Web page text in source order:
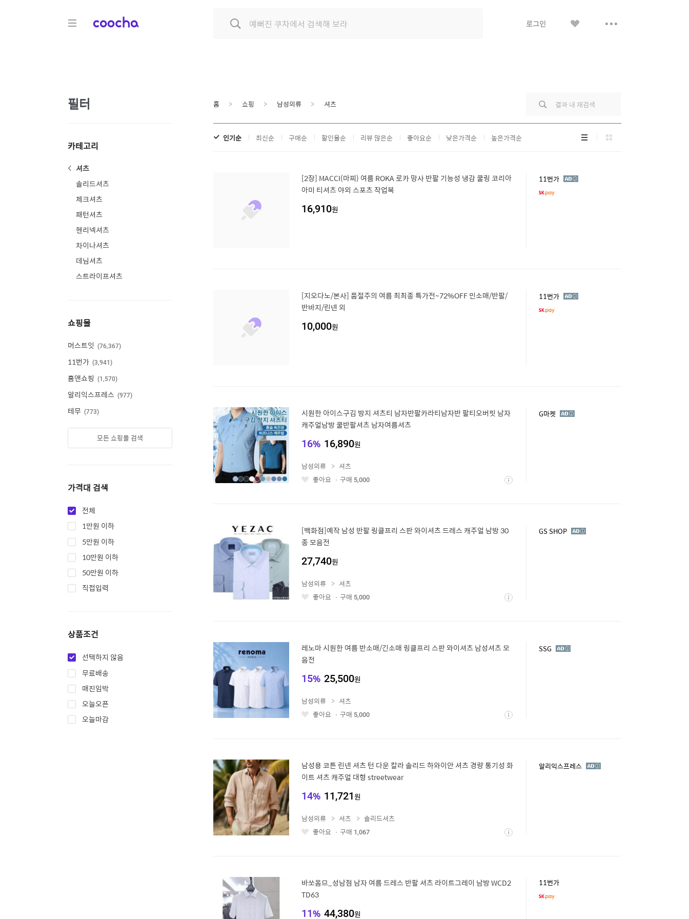
COOCHA 로그인 보
필터
카테고리
셔츠
솔리드셔츠
체크셔츠
패턴셔츠
헨리넥셔츠
차이나셔츠
데님셔츠
스트라이프셔츠
쇼핑몰
머스트잇 76,367
11번가 3,941
홈앤쇼핑 1,570
알리익스프레스 977
테무 773
모든 쇼핑몰 검색
가격대 검색
전체
1만원 이하
5만원 이하
10만원 이하
50만원 이하
직접입력
상품조건
선택하지 않음
무료배송
매진임박
오늘오픈
오늘마감
홈 쇼핑 남성의류 셔츠
인기순 최신순 구매순 할인율순 리뷰 많은순 좋아요순 낮은가격순 높은가격순 리
스
그
리
[2장] MACCI(마찌) 여름 ROKA 로카 망사 반팔 기능성 냉감 쿨링 코리아
아미 티셔츠 야외 스포츠 작업복
16,910원
11번가 광
[지오다노/본사] 품절주의 여름 최최종 특가전~72%OFF 민소매/반팔/
반바지/린넨 외
10,000원
11번가 광
시원한 아이스구김 방지 셔츠티 남자반팔카라티남자반 팔티오버핏 남자
캐주얼남방 쿨반팔셔츠 남자여름셔츠
16% 16,890원
G마켓 광
좋 상
남성의류
셔츠
좋아요
구매 5,000
[백화점]예작 남성 반팔 링클프리 스판 와이셔츠 드레스 캐주얼 남방 30
종 모음전
27,740원
GS SHOP 광
좋 상
남성의류
셔츠
좋아요
구매 5,000
레노마 시원한 여름 반소매/긴소매 링클프리 스판 와이셔츠 남성셔츠 모
음전
15% 25,500원
SSG 광
좋 상
남성의류
셔츠
좋아요
구매 5,000
남성용 코튼 린넨 셔츠 턴 다운 칼라 솔리드 하와이안 셔츠 경량 통기성 화
이트 셔츠 캐주얼 대형 streetwear
14% 11,721원
알리익스프레스 광
좋 상
남성의류 셔츠
솔리드셔츠
좋아요
구매 1,067
바쏘옴므_성남점 남자 여름 드레스 반팔 셔츠 라이트그레이 남방 WCD2
TD63
11% 44,380원
11번가